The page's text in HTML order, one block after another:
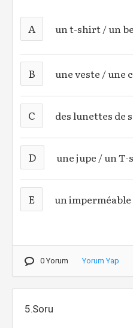
A un t-shirt / un
B une veste / une
C des lunettes de
D une jupe / un
E un
0 Yorum Yorum Yap
5.Soru